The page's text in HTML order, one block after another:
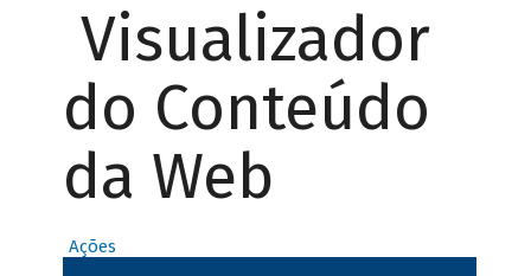
Visualizador
do Conteúdo
da Web
Ações